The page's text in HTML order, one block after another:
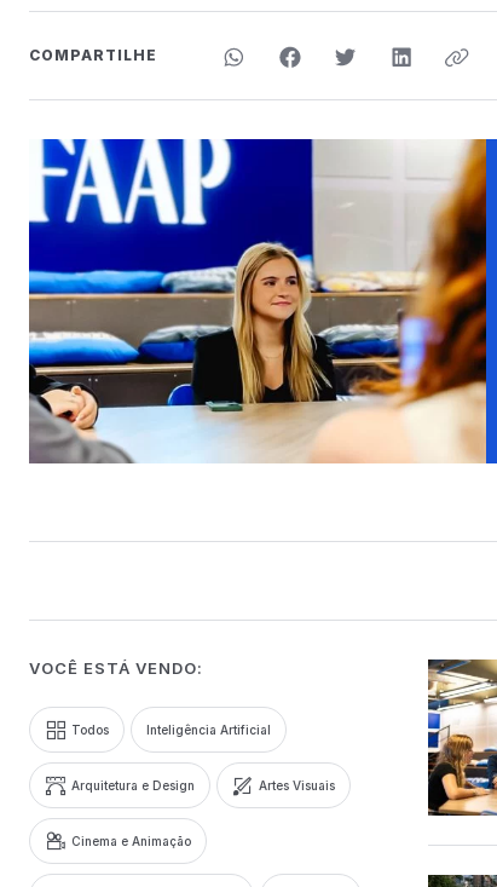
COMPARTILHE
VOCÊ ESTÁ VENDO:
Todos Inteligência Artificial
Arquitetura e Design Artes Visuais
Cinema e Animação